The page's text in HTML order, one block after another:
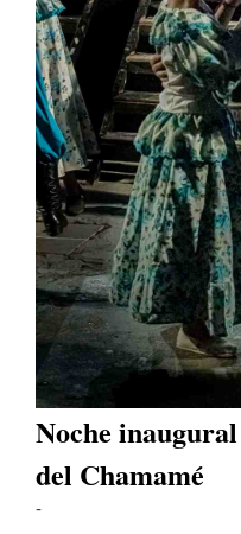
Noche
del Chamamé
-